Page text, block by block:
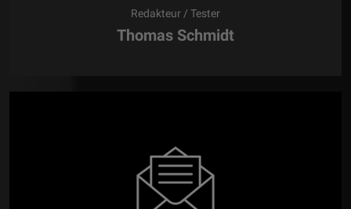
Redakteur / Tester
Thomas Schmidt